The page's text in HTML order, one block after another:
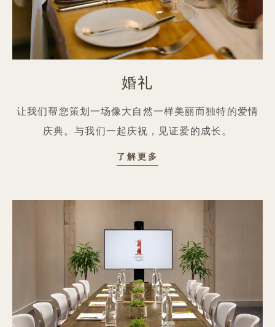
婚礼
让我们帮您策划一场像大自然一样美丽而独特的爱情
庆典。与我们一起庆祝，见证爱的成长。
了解更多